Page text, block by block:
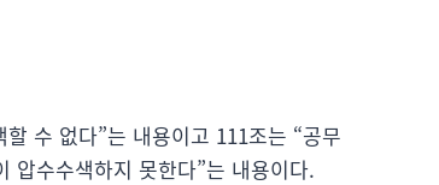
수 없다”는 내용이고 111조는 “공무
압수수색하지 못한다”는 내용이다.